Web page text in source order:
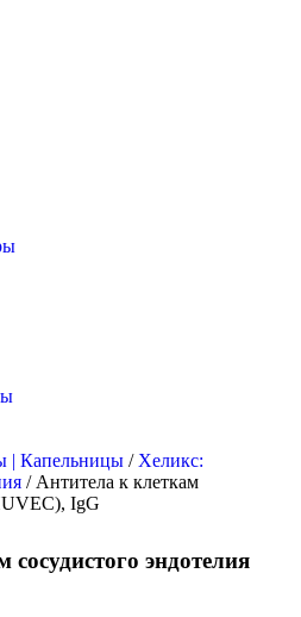
| Капельницы / Хеликс:
/ Антитела к клеткам
IgG
эндотелия